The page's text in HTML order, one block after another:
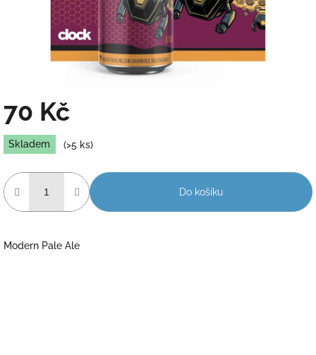
70 Kč
Měrná
cena:
Skladem (>5 ks)
Do košíku
Modern Pale Ale